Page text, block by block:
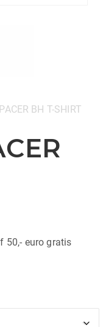
BH T-SHIRT
50,- euro gratis